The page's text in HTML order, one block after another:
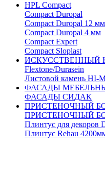
HPL Compact
Compact Duropal
Compact Duropal 12 мм
Compact Duropal 4 мм
Compact Expert
Compact Sloplast
ИСКУССТВЕННЫЙ
Flextone/Durasein
Листовой камень HI-
ФАСАДЫ
ФАСАДЫ СИДАК
ПРИСТЕНОЧНЫЙ
ПРИСТЕНОЧНЫЙ
Плинтус для декоров
Плинтус Rehau